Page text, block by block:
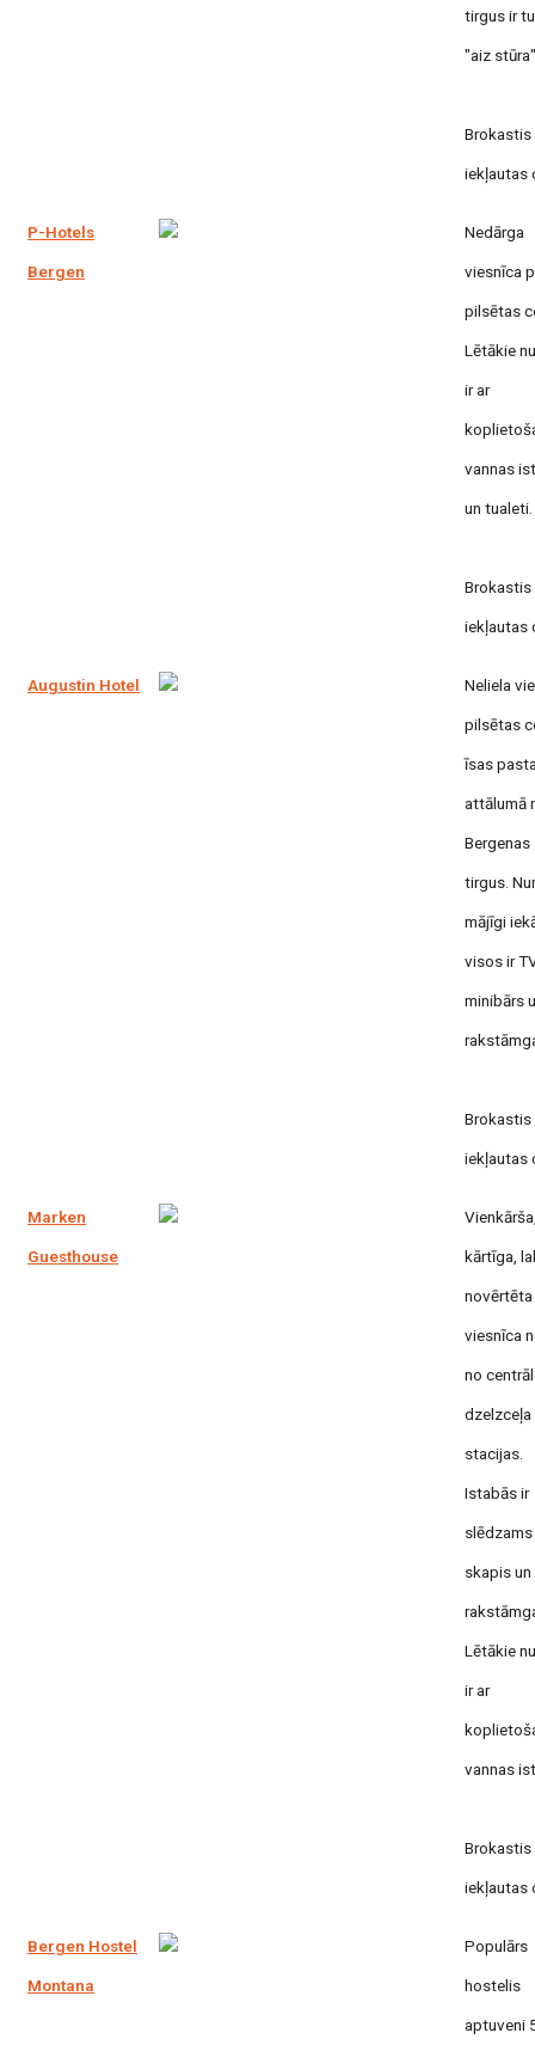
tirgus ir
"aiz
Brokastis
iekļautas
P-Hotels
Bergen
Nedārga
viesnīca
pilsētas
Lētākie
ir ar
vannas
un tualeti.
Brokastis
iekļautas
Augustin Hotel Neliela
pilsētas
īsas
attālumā
Bergenas
tirgus.
mājīgi
visos ir
minibārs
Brokastis
iekļautas
Marken
Guesthouse kārtīga,
novērtēta
viesnīca
no
dzelzceļa
stacijas.
Istabās ir
slēdzams
skapis un
Lētākie
ir ar
vannas
Brokastis
iekļautas
Bergen Hostel
Montana
Populārs
hostelis
aptuveni